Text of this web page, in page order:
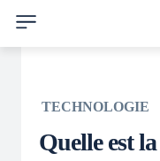
TECHNOLOGIE
Quelle est